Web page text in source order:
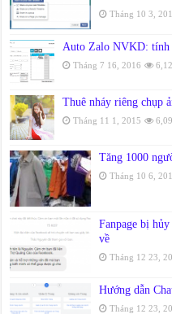
Tháng 10 3,
Auto Zalo NVKD: tính
Tháng 7 16, 2016
Thuê nháy riêng chụp
Tháng 11 1, 2015
Tăng 1000
Tháng 10 6,
Fanpage bị
về
Tháng 12 23,
Hướng dẫn
Tháng 12 23,